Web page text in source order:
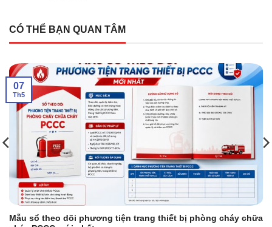
CÓ THỂ BẠN QUAN TÂM
Mẫu sổ theo dõi phương tiện trang thiết bị phòng cháy chữa
07
Th5